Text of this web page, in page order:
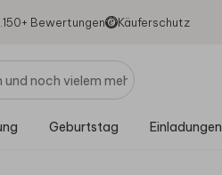
+ Bewertungen Käuferschutz
Geburtstag Einladungen